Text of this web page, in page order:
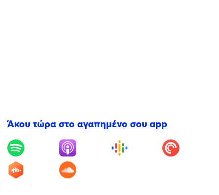
Άκου τώρα στο αγαπημένο σου app